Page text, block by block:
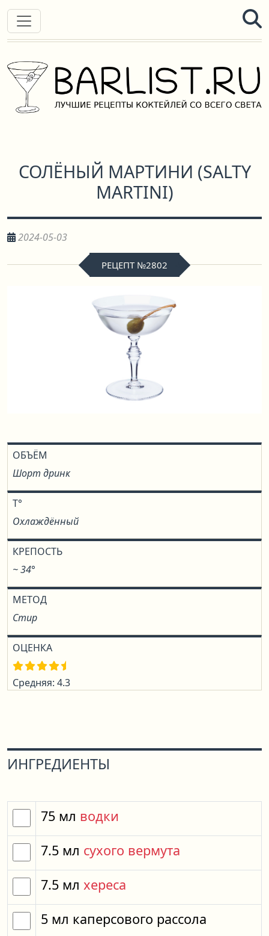
СОЛЁНЫЙ МАРТИНИ (SALTY
MARTINI)
2024-05-03
РЕЦЕПТ №2802
ОБЪЁМ
Шорт дринк
T°
Охлаждённый
КРЕПОСТЬ
~ 34°
МЕТОД
Стир
ОЦЕНКА
Средняя: 4.3
ИНГРЕДИЕНТЫ
75 мл водки
7.5 мл сухого вермута
7.5 мл хереса
5 мл каперсового рассола